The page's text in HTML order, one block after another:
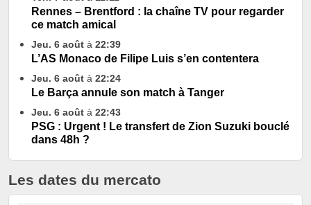
Rennes – Brentford : la chaîne TV pour regarder
ce match amical
Jeu. 6 août à 22:39
L’AS Monaco de Filipe Luis s’en contentera
Jeu. 6 août à 22:24
Le Barça annule son match à Tanger
Jeu. 6 août à 22:43
PSG : Urgent ! Le transfert de Zion Suzuki bouclé
dans 48h ?
Les dates du mercato